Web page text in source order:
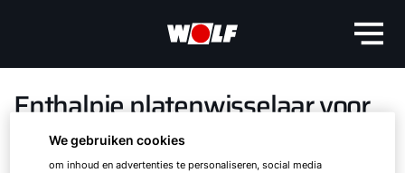
Enthalpie platenwisselaar voor
HR-WTW units
We gebruiken cookies
om inhoud en advertenties te personaliseren, social media